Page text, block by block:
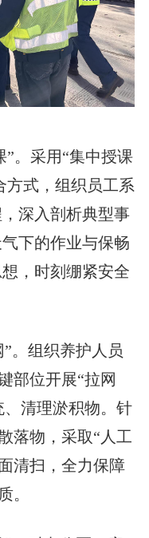
。采用“集中授课
方式，组织员工系
深入剖析典型事
下的作业与保畅
，时刻绷紧安全
。组织养护人员
部位开展“拉网
清理淤积物。针
落物，采取“人工
清扫，全力保障
。